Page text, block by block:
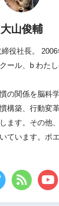
大山俊輔
役社長。 2006
ール、b わた
の関係を脳科
構築、行動変
ます。その他
ています。ポ